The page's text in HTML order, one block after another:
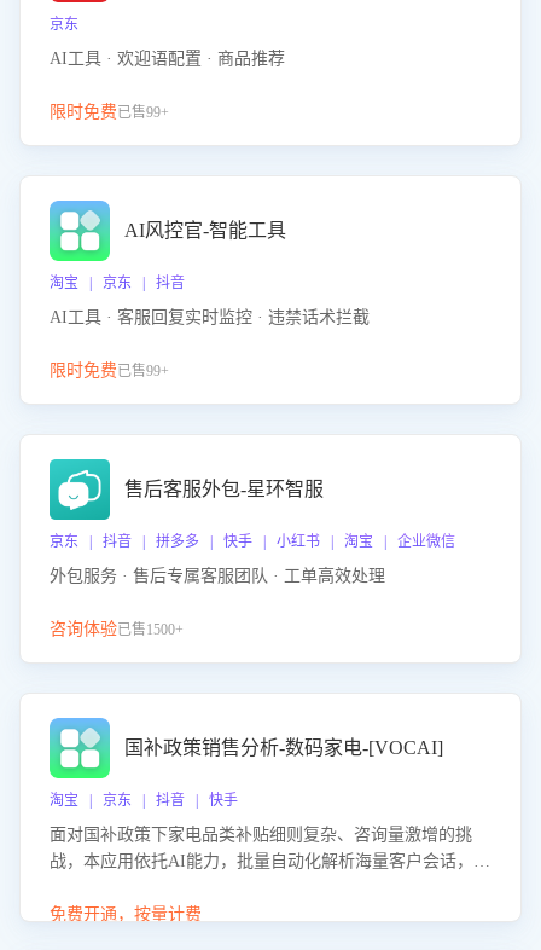
京东
AI工具 · 欢迎语配置 · 商品推荐
限时免费已售99+
AI风控官-智能工具
淘宝 | 京东 | 抖音
AI工具 · 客服回复实时监控 · 违禁话术拦截
限时免费已售99+
售后客服外包-星环智服
京东 | 抖音 | 拼多多 | 快手 | 小红书 | 淘宝 | 企业微信
外包服务 · 售后专属客服团队 · 工单高效处理
咨询体验已售1500+
国补政策销售分析-数码家电-[VOCAI]
淘宝 | 京东 | 抖音 | 快手
面对国补政策下家电品类补贴细则复杂、咨询量激增的挑
战，本应用依托AI能力，批量自动化解析海量客户会话，精
购买意向，深度洞察决策动因。同时全面评估客服团队政策
免费开通，按量计费